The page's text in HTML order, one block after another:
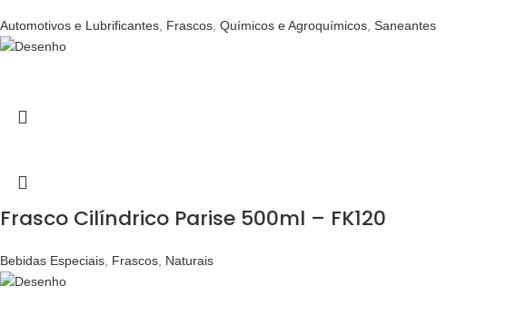
Automotivos e Lubrificantes Frascos Químicos e Agroquímicos Saneantes
Frasco Cilíndrico Parise 500ml – FK120
Bebidas Especiais Frascos Naturais